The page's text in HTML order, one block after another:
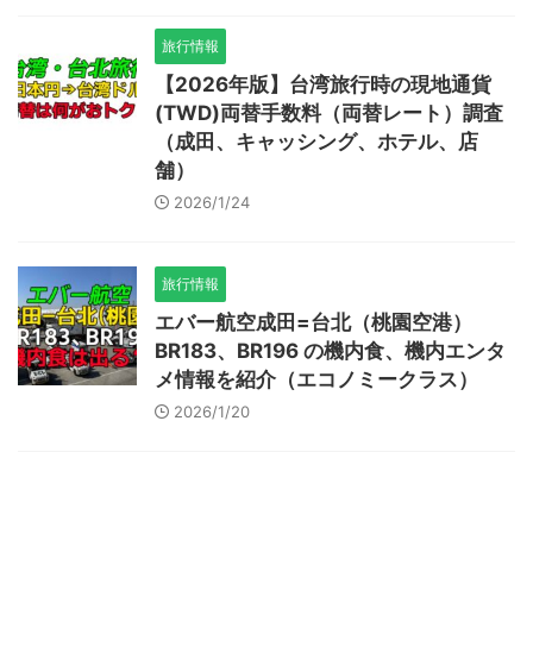
旅行情報
【2026年版】台湾旅行時の現地通貨
(TWD)両替手数料（両替レート）調査
（成田、キャッシング、ホテル、店
舗）
2026/1/24
旅行情報
エバー航空成田=台北（桃園空港）
BR183、BR196 の機内食、機内エンタ
メ情報を紹介（エコノミークラス）
2026/1/20